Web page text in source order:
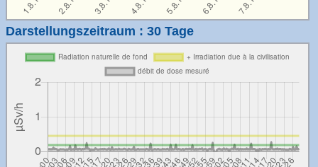
Darstellungszeitraum : 30 Tage